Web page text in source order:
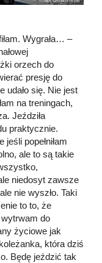
Wygrała… –
orzech do
presję do
udało się. Nie jest
na treningach,
Jeździła
praktycznie.
jeśli popełniłam
ale to są takie
niedosyt zawsze
nie wyszło. Taki
to to, że
do
życiowe jak
która dziś
Będę jeździć tak